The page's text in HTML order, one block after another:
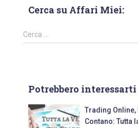
Cerca su Affari Miei:
Cerca …
Potrebbero interessarti
Trading
Contano: Tutta